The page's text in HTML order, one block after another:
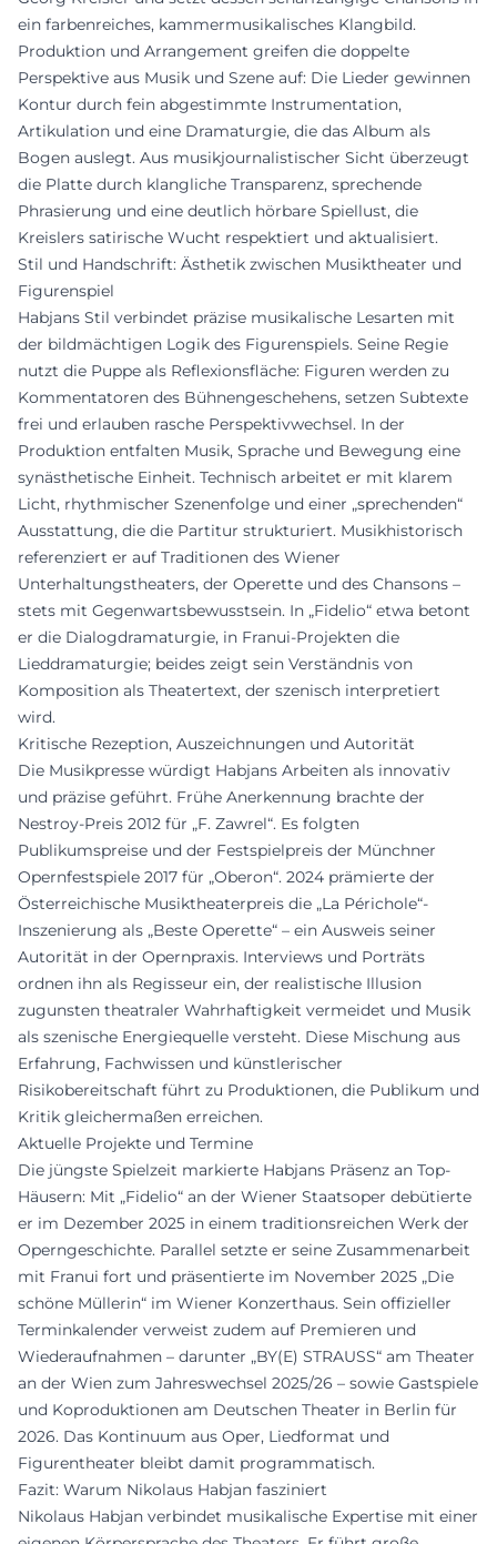
ein farbenreiches, kammermusikalisches Klangbild.
Produktion und Arrangement greifen die doppelte
Perspektive aus Musik und Szene auf: Die Lieder gewinnen
Kontur durch fein abgestimmte Instrumentation,
Artikulation und eine Dramaturgie, die das Album als
Bogen auslegt. Aus musikjournalistischer Sicht überzeugt
die Platte durch klangliche Transparenz, sprechende
Phrasierung und eine deutlich hörbare Spiellust, die
Kreislers satirische Wucht respektiert und aktualisiert.
Stil und Handschrift: Ästhetik zwischen Musiktheater und
Figurenspiel
Habjans Stil verbindet präzise musikalische Lesarten mit
der bildmächtigen Logik des Figurenspiels. Seine Regie
nutzt die Puppe als Reflexionsfläche: Figuren werden zu
Kommentatoren des Bühnengeschehens, setzen Subtexte
frei und erlauben rasche Perspektivwechsel. In der
Produktion entfalten Musik, Sprache und Bewegung eine
synästhetische Einheit. Technisch arbeitet er mit klarem
Licht, rhythmischer Szenenfolge und einer „sprechenden“
Ausstattung, die die Partitur strukturiert. Musikhistorisch
referenziert er auf Traditionen des Wiener
Unterhaltungstheaters, der Operette und des Chansons –
stets mit Gegenwartsbewusstsein. In „Fidelio“ etwa betont
er die Dialogdramaturgie, in Franui-Projekten die
Lieddramaturgie; beides zeigt sein Verständnis von
Komposition als Theatertext, der szenisch interpretiert
wird.
Kritische Rezeption, Auszeichnungen und Autorität
Die Musikpresse würdigt Habjans Arbeiten als innovativ
und präzise geführt. Frühe Anerkennung brachte der
Nestroy-Preis 2012 für „F. Zawrel“. Es folgten
Publikumspreise und der Festspielpreis der Münchner
Opernfestspiele 2017 für „Oberon“. 2024 prämierte der
Österreichische Musiktheaterpreis die „La Périchole“-
Inszenierung als „Beste Operette“ – ein Ausweis seiner
Autorität in der Opernpraxis. Interviews und Porträts
ordnen ihn als Regisseur ein, der realistische Illusion
zugunsten theatraler Wahrhaftigkeit vermeidet und Musik
als szenische Energiequelle versteht. Diese Mischung aus
Erfahrung, Fachwissen und künstlerischer
Risikobereitschaft führt zu Produktionen, die Publikum und
Kritik gleichermaßen erreichen.
Aktuelle Projekte und Termine
Die jüngste Spielzeit markierte Habjans Präsenz an Top-
Häusern: Mit „Fidelio“ an der Wiener Staatsoper debütierte
er im Dezember 2025 in einem traditionsreichen Werk der
Operngeschichte. Parallel setzte er seine Zusammenarbeit
mit Franui fort und präsentierte im November 2025 „Die
schöne Müllerin“ im Wiener Konzerthaus. Sein offizieller
Terminkalender verweist zudem auf Premieren und
Wiederaufnahmen – darunter „BY(E) STRAUSS“ am Theater
an der Wien zum Jahreswechsel 2025/26 – sowie Gastspiele
und Koproduktionen am Deutschen Theater in Berlin für
2026. Das Kontinuum aus Oper, Liedformat und
Figurentheater bleibt damit programmatisch.
Fazit: Warum Nikolaus Habjan fasziniert
Nikolaus Habjan verbindet musikalische Expertise mit einer